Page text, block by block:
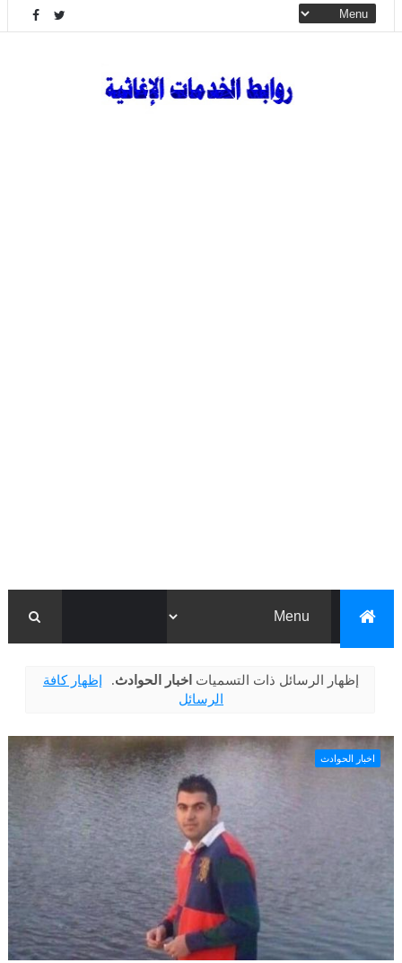
‏إظهار الرسائل ذات التسميات اخبار الحوادث.
إظهار كافة
الرسائل
اخبار الحوادث